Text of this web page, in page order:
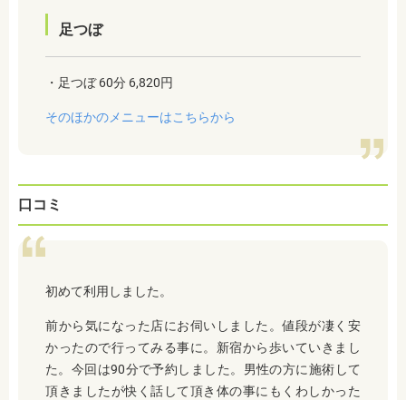
足つぼ
・足つぼ 60分 6,820円
そのほかのメニューはこちらから
口コミ
初めて利用しました。
前から気になった店にお伺いしました。値段が凄く安
かったので行ってみる事に。新宿から歩いていきまし
た。今回は90分で予約しました。男性の方に施術して
頂きましたが快く話して頂き体の事にもくわしかった